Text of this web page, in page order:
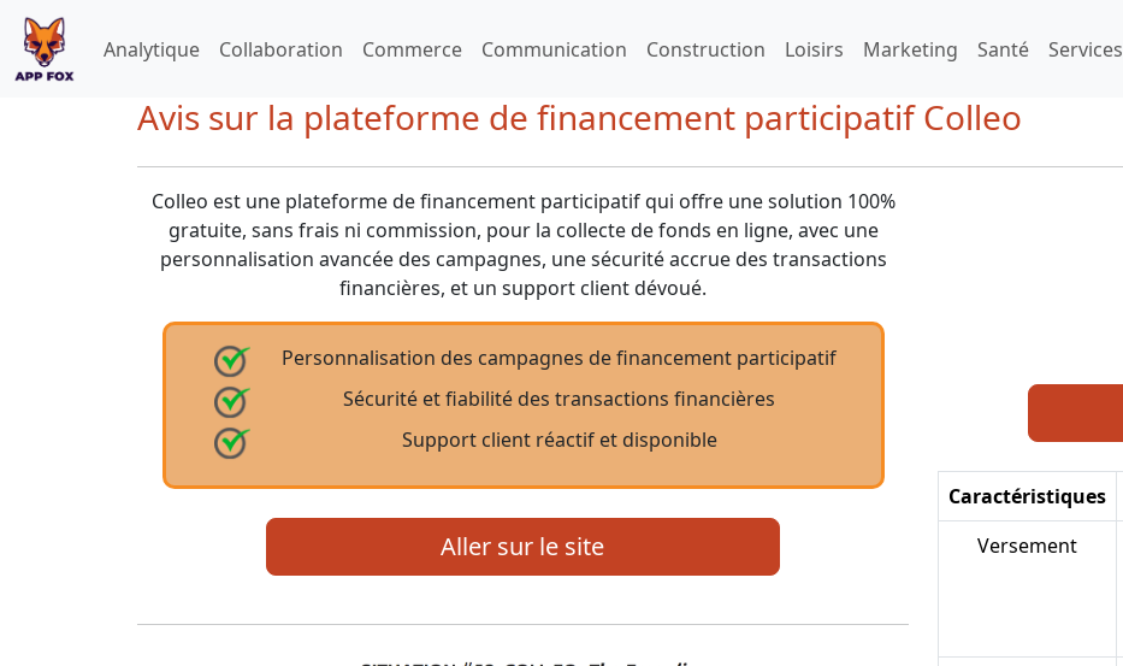
Analytique Collaboration Commerce Communication Construction Loisirs Marketing Santé Services
Avis sur la plateforme de financement participatif Colleo
Colleo est une plateforme de financement participatif qui offre une solution 100%
gratuite, sans frais ni commission, pour la collecte de fonds en ligne, avec une
personnalisation avancée des campagnes, une sécurité accrue des transactions
financières, et un support client dévoué.
Personnalisation des campagnes de financement participatif
Sécurité et fiabilité des transactions financières
Support client réactif et disponible
Aller sur le site
Caractéristiques
Versement